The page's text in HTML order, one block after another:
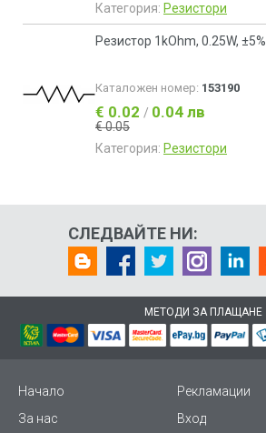
Категория: Резистори
Резистор 1kOhm, 0.25W, ±5%
Каталожен номер: 153190
€ 0.02 / 0.04 лв
€ 0.05
Категория: Резистори
СЛЕДВАЙТЕ НИ:
МЕТОДИ ЗА ПЛАЩАНЕ
Начало
Рекламации
За нас
Вход